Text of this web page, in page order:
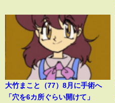
大竹まこと（77）8月に手術へ
「穴を6カ所ぐらい開けて」